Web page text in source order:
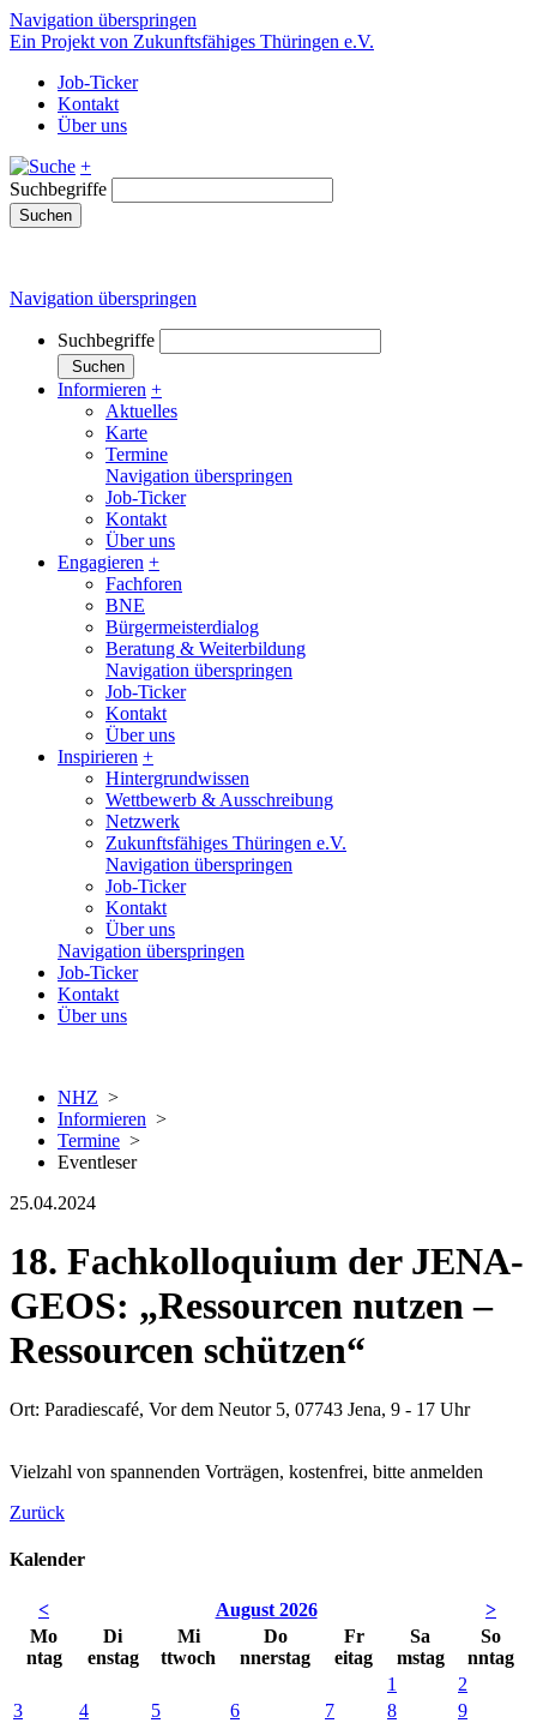
Navigation überspringen
Ein Projekt von Zukunftsfähiges Thüringen e.V.
Job-Ticker
Kontakt
Über uns
+
Suchbegriffe
Suchen
Navigation überspringen
Suchbegriffe
Suchen
Informieren +
Aktuelles
Karte
Termine
Navigation überspringen
Job-Ticker
Kontakt
Über uns
Engagieren +
Fachforen
BNE
Bürgermeisterdialog
Beratung & Weiterbildung
Navigation überspringen
Job-Ticker
Kontakt
Über uns
Inspirieren +
Hintergrundwissen
Wettbewerb & Ausschreibung
Netzwerk
Zukunftsfähiges Thüringen e.V.
Navigation überspringen
Job-Ticker
Kontakt
Über uns
Navigation überspringen
Job-Ticker
Kontakt
Über uns
NHZ >
Informieren >
Termine >
Eventleser
25.04.2024
18. Fachkolloquium der JENA-
GEOS: „Ressourcen nutzen –
Ressourcen schützen“
Ort: Paradiescafé, Vor dem Neutor 5, 07743 Jena, 9 - 17 Uhr
Vielzahl von spannenden Vorträgen, kostenfrei, bitte anmelden
Zurück
Kalender
< August 2026
>
Mo
ntag
Di
enstag
Mi
ttwoch
Do
nnerstag
Fr
eitag
Sa
mstag
So
nntag
1
2
3
4 5 6 7 8
9